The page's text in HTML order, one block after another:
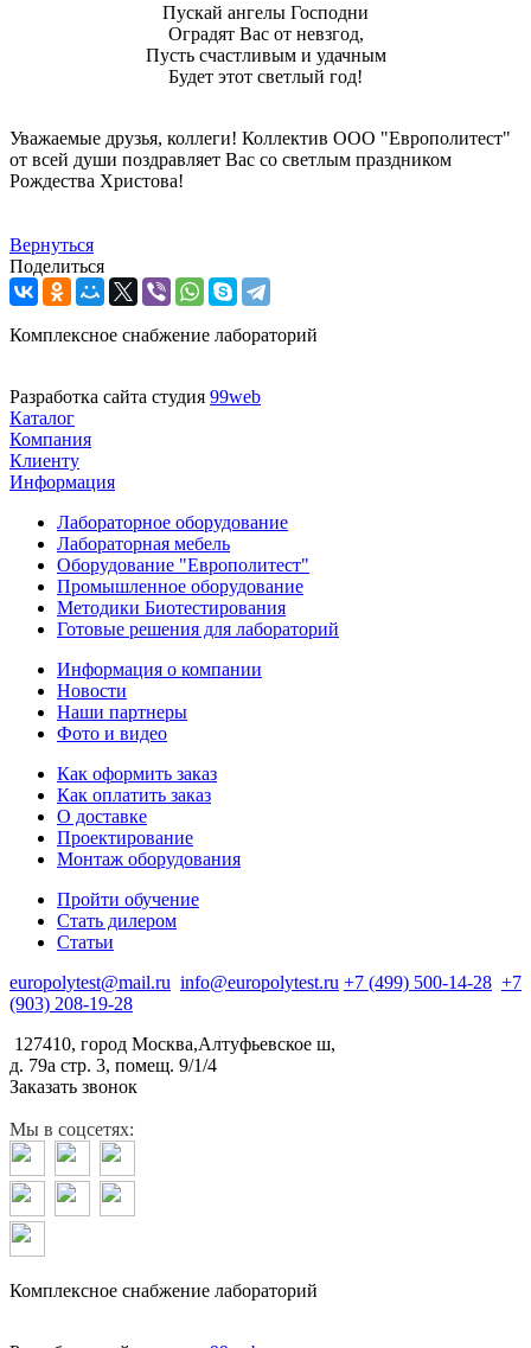
Пускай ангелы Господни
Оградят Вас от невзгод,
Пусть счастливым и удачным
Будет этот светлый год!
Уважаемые друзья, коллеги! Коллектив ООО "Европолитест"
от всей души поздравляет Вас со светлым праздником
Рождества Христова!
Вернуться
Поделиться
Комплексное снабжение лабораторий
Разработка сайта студия 99web
Каталог
Компания
Клиенту
Информация
Лабораторное оборудование
Лабораторная мебель
Оборудование "Европолитест"
Промышленное оборудование
Методики Биотестирования
Готовые решения для лабораторий
Информация о компании
Новости
Наши партнеры
Фото и видео
Как оформить заказ
Как оплатить заказ
О доставке
Проектирование
Монтаж оборудования
Пройти обучение
Стать дилером
Статьи
europolytest@mail.ru info@europolytest.ru +7 (499) 500-14-28 +7
(903) 208-19-28
127410, город Москва,Алтуфьевское ш,
д. 79а стр. 3, помещ. 9/1/4
Заказать звонок
Мы в соцсетях:
Комплексное снабжение лабораторий